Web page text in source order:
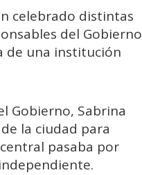
celebrado distintas
del Gobierno
de una institución
Gobierno, Sabrina
la ciudad para
pasaba por